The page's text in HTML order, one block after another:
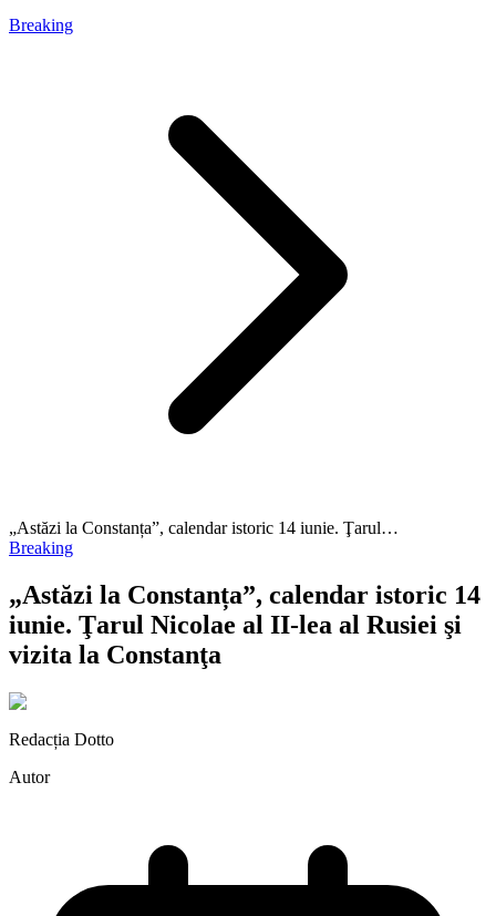
Breaking
„Astăzi la Constanța”, calendar istoric 14 iunie. Ţarul…
Breaking
„Astăzi la Constanța”, calendar istoric 14
iunie. Ţarul Nicolae al II-lea al Rusiei şi
vizita la Constanţa
Redacția Dotto
Autor